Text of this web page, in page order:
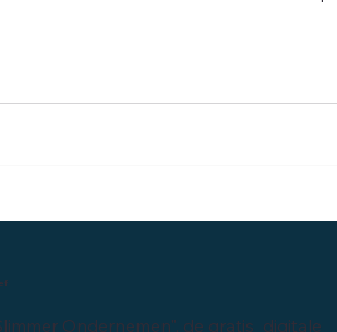
Ondernemen", de gratis digitale